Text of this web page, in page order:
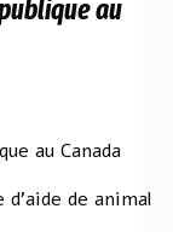
au
au Canada
d'aide de animal